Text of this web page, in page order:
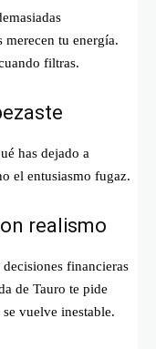
merecen tu energía.
filtras.
has dejado a
el entusiasmo fugaz.
realismo
financieras
de Tauro te pide
vuelve inestable.